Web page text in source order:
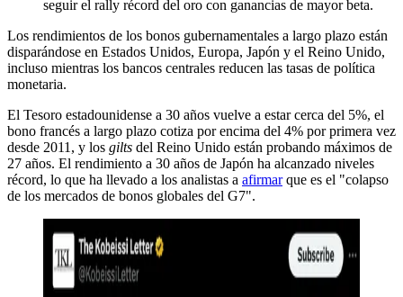
seguir el rally récord del oro con ganancias de mayor beta.
Los rendimientos de los bonos gubernamentales a largo plazo están
disparándose en Estados Unidos, Europa, Japón y el Reino Unido,
incluso mientras los bancos centrales reducen las tasas de política
monetaria.
El Tesoro estadounidense a 30 años vuelve a estar cerca del 5%, el
bono francés a largo plazo cotiza por encima del 4% por primera vez
desde 2011, y los gilts del Reino Unido están probando máximos de
27 años. El rendimiento a 30 años de Japón ha alcanzado niveles
récord, lo que ha llevado a los analistas a afirmarque es el "colapso
de los mercados de bonos globales del G7".